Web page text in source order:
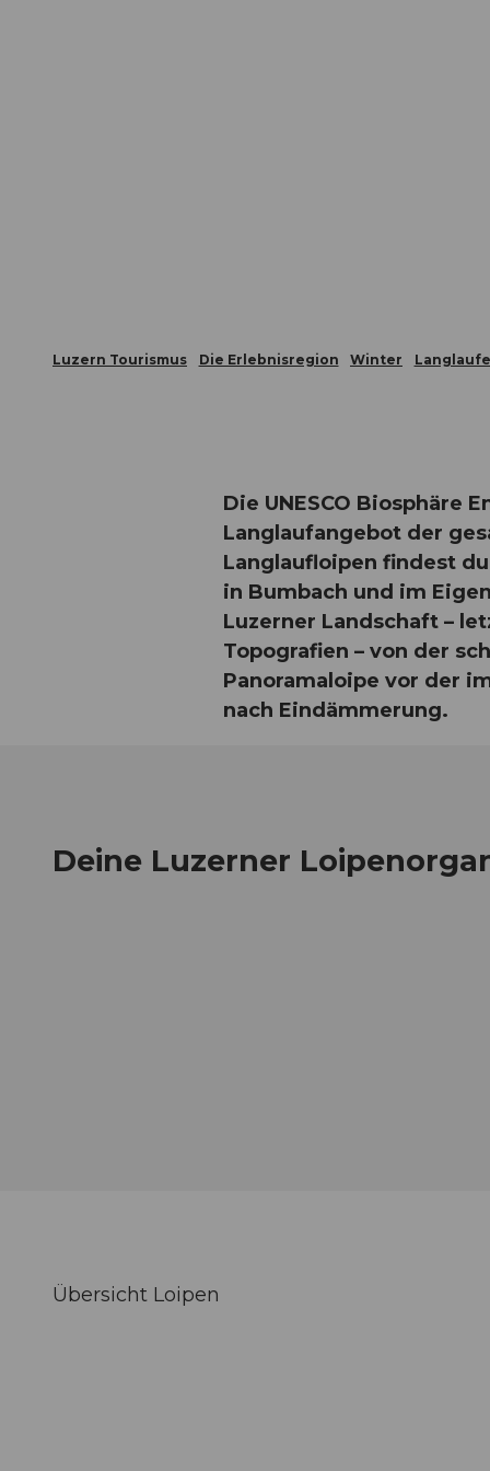
Luzern Tourismus Die Erlebnisregion Winter
Die UNESCO Biosphäre
Langlaufangebot der
Langlaufloipen findest
in Bumbach und im
Luzerner Landschaft –
Topografien – von der
Panoramaloipe vor der
nach Eindämmerung.
Deine Luzerner
Übersicht Loipen